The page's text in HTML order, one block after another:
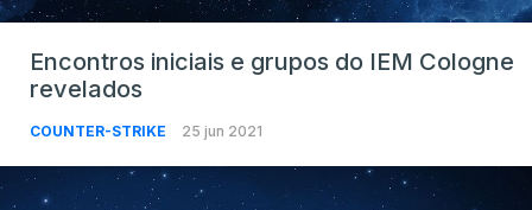
Encontros iniciais e grupos do IEM Cologne
revelados
COUNTER-STRIKE 25 jun 2021